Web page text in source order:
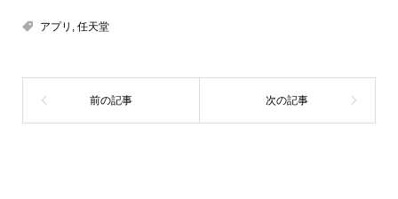
アプリ 任天堂